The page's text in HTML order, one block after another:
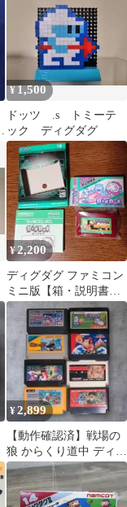
¥1,500
ドッツ .s トミーテ
ック ディグダグ
¥2,200
ディグダグ ファミコン
ミニ版【箱・説明書有
り】
¥2,899
【動作確認済】戦場の
狼 からくり道中 ディグ
ダグ2 上海 ドラクエ3
コンボイ